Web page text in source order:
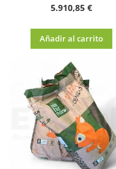
5.910,85 €
Añadir al carrito